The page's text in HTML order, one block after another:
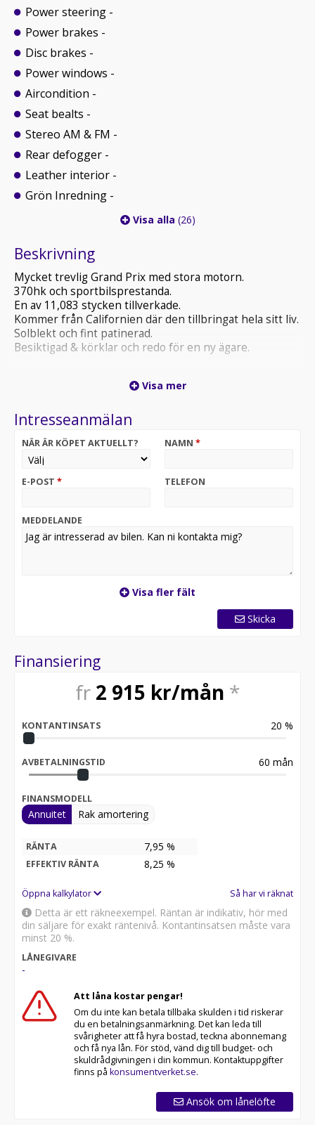
Power steering -
Power brakes -
Disc brakes -
Power windows -
Aircondition -
Seat bealts -
Stereo AM & FM -
Rear defogger -
Leather interior -
Grön Inredning -
Visa alla (26)
Beskrivning
Mycket trevlig Grand Prix med stora motorn.
370hk och sportbilsprestanda.
En av 11,083 stycken tillverkade.
Kommer från Californien där den tillbringat hela sitt liv.
Solblekt och fint patinerad.
Besiktigad & körklar och redo för en ny ägare.
Vi säljer, köper, byter & förmedlar alla slags bilar från
Finansiering erbjuds genom Wasa Kredit & MyMoney
Frakt ordnar vi oavsett plats i Sverige för endast
3000kr
All our cars are available for export.
Visa mer
Intresseanmälan
NÄR ÄR KÖPET AKTUELLT? NAMN *
E-POST * TELEFON
MEDDELANDE
Visa fler fält
Skicka
Finansiering
fr 2 915 kr/mån *
KONTANTINSATS 20 %
AVBETALNINGSTID 60 mån
FINANSMODELL
Annuitet Rak amortering
RÄNTA 7,95 %
EFFEKTIV RÄNTA 8,25 %
Öppna kalkylator Så har vi räknat
Detta är ett räkneexempel. Räntan är indikativ, hör med
din säljare för exakt räntenivå. Kontantinsatsen måste vara
minst 20 %.
LÅNEGIVARE
-
Att låna kostar pengar!
Om du inte kan betala tillbaka skulden i tid riskerar
du en betalningsanmärkning. Det kan leda till
svårigheter att få hyra bostad, teckna abonnemang
och få nya lån. För stöd, vänd dig till budget- och
skuldrådgivningen i din kommun. Kontaktuppgifter
finns på konsumentverket.se.
Ansök om lånelöfte